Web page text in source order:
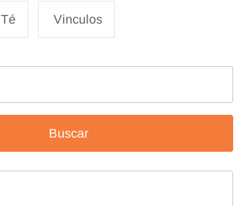
Té Vinculos